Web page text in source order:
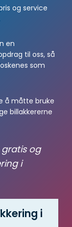
og service
en
til oss, så
som
å måtte bruke
billakkererne
og
i
i